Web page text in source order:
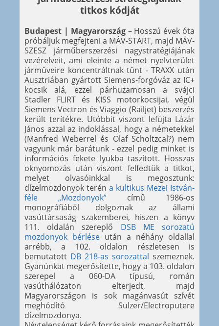
titkos kódját
Budapest | Magyarország– Hosszú évek óta
próbáljuk megfejteni a MÁV-START, majd MÁV-
SZESZ járműberszerzési nagystratégiájának
vezérelveit, ami eleinte a német nyelvterület
járműveire koncentráltnak tűnt - TRAXX után
Ausztriában gyártott Siemens-forgóváz az IC+
kocsik alá, ezzel párhuzamosan a svájci
Stadler FLIRT és KISS motorkocsijai, végül
Siemens Vectron és Viaggio (Railjet) beszerzés
került terítékre. Utóbbit viszont lefújta Lázár
János azzal az indoklással, hogy a németekkel
(Manfred Weberrel és Olaf Scholtzcal?) nem
vagyunk már barátunk - ezzel pedig minket is
információs fekete lyukba taszított. Hosszas
oknyomozás után viszont felfedtük a titkot,
melyet olvasóinkkal is megosztunk:
dízelmozdonyok terén a kultikus Mezei István-
féle „Mozdonyok” című 1986-os
monográfiából dolgoznak az állami
vasúttársaság szakemberei, hiszen a könyv
111. oldalán szereplő DSB ME sorozatú
mozdonyok bérlése után a néhány oldallal
arrébb, a 102. oldalon részletesen is
bemutatott DB 218-as sorozattal szemeznek.
Gyanúnkat megerősítette, hogy a 103. oldalon
szerepel a 060-DA típusú, román
vasúthálózaton elterjedt, majd
Magyarországon is sok magánvasút szívét
meghódító Sulzer/Electroputere
dízelmozdonya.